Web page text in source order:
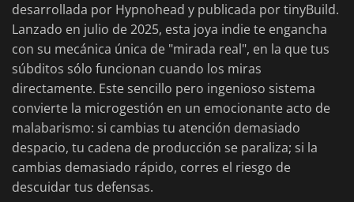
desarrollada por Hypnohead y publicada por tinyBuild.
Lanzado en julio de 2025, esta joya indie te engancha
con su mecánica única de "mirada real", en la que tus
súbditos sólo funcionan cuando los miras
directamente. Este sencillo pero ingenioso sistema
convierte la microgestión en un emocionante acto de
malabarismo: si cambias tu atención demasiado
despacio, tu cadena de producción se paraliza; si la
cambias demasiado rápido, corres el riesgo de
descuidar tus defensas.